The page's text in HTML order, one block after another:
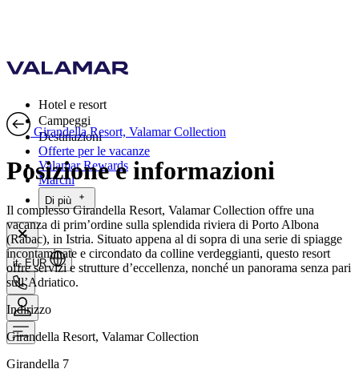
Hotel e resort
Campeggi
Destinazioni
Offerte per le vacanze
Valamar Rewards
Marchi
Di più
it, EUR
Girandella Resort, Valamar Collection
Posizione e informazioni
Il complesso Girandella Resort, Valamar Collection offre una
vacanza di prim’ordine sulla splendida riviera di Porto Albona
(Rabac), in Istria. Situato appena al di sopra di una serie di spiagge
incontaminate e circondato da colline verdeggianti, questo resort
offre servizi e strutture d’eccellenza, nonché un panorama senza pari
sull’Adriatico.
Indirizzo
Girandella Resort, Valamar Collection
Girandella 7